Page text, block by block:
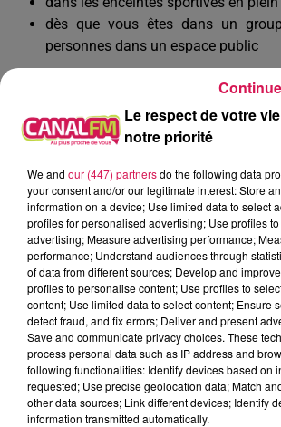
dès que vous êtes dans un
personnes dans un espace public
soumis·e·s au port du masque dans ces
concerne pas non plus les plages, parcs
À L'ANTENNE
Le respect de votre
notre priorité
We and our (447) partnersdo the following data
your consent and/or our legitimate interest: Store
information on a device; Use limited data to select
profiles for personalised advertising; Use profiles
advertising; Measure advertising performance;
performance; Understand audiences through
of data from different sources; Develop and
profiles to personalise content; Use profiles to
content; Use limited data to select content; Ensure
detect fraud, and fix errors; Deliver and present
Save and communicate privacy choices. These
process personal data such as IP address and
following functionalities: Identify devices based on
requested; Use precise geolocation data; Match
other data sources; Link different devices; Identify
information transmitted automatically.